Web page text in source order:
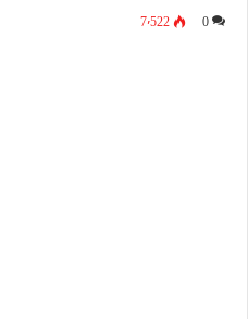
0 7٬522